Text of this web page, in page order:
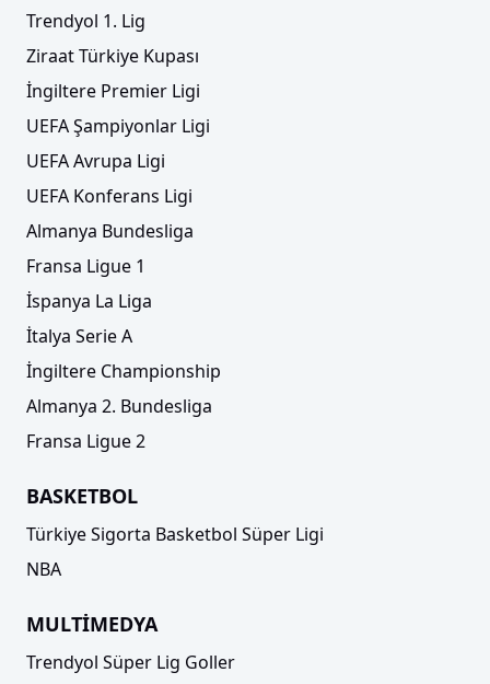
Trendyol 1. Lig
Ziraat Türkiye Kupası
İngiltere Premier Ligi
UEFA Şampiyonlar Ligi
UEFA Avrupa Ligi
UEFA Konferans Ligi
Almanya Bundesliga
Fransa Ligue 1
İspanya La Liga
İtalya Serie A
İngiltere Championship
Almanya 2. Bundesliga
Fransa Ligue 2
BASKETBOL
Türkiye Sigorta Basketbol Süper Ligi
NBA
MULTİMEDYA
Trendyol Süper Lig Goller